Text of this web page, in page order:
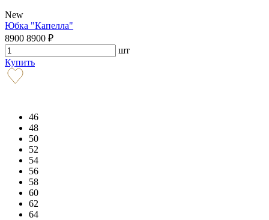
New
Юбка "Капелла"
8900 8900 ₽
шт
Купить
46
48
50
52
54
56
58
60
62
64